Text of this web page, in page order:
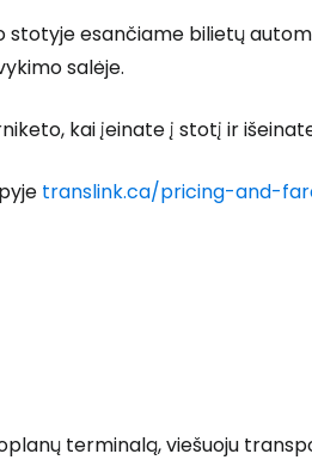
stotyje esančiame bilietų
salėje.
kai įeinate į stotį ir
translink.ca/pricing-and-
terminalą, viešuoju